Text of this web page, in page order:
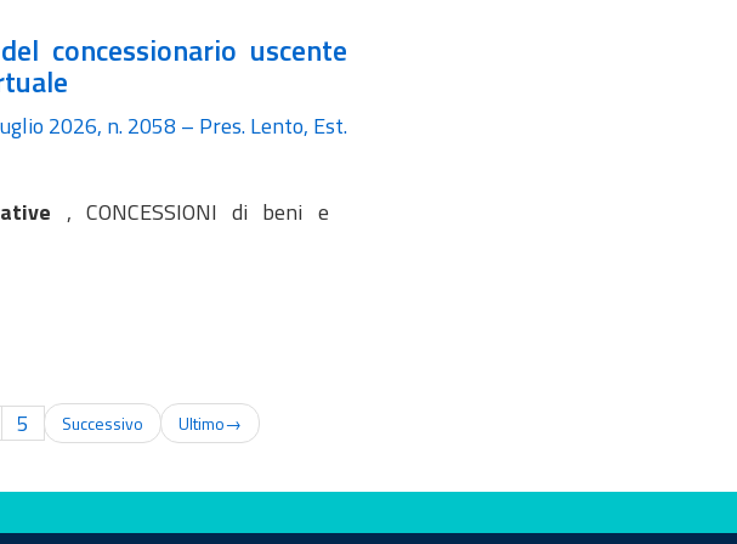
concessionario uscente
2026, n. 2058 – Pres. Lento, Est.
, CONCESSIONI di beni e
5 Successivo Ultimo→